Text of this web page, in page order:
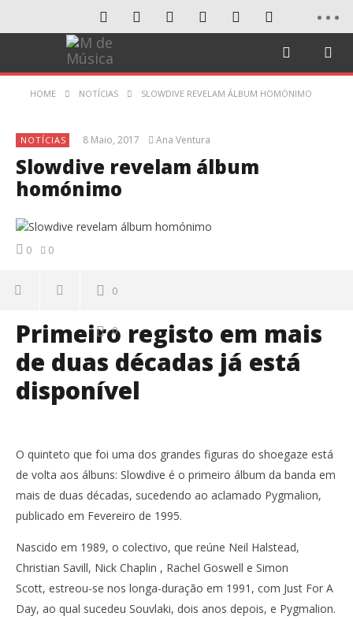
HOME NOTÍCIAS SLOWDIVE REVELAM ÁLBUM HOMÓNIMO
NOTÍCIAS 8 Maio, 2017 Ana Ventura
Slowdive revelam álbum
homónimo
0 0
0
0
Primeiro registo em mais
de duas décadas já está
disponível
O quinteto que foi uma dos grandes figuras do shoegaze está
de volta aos álbuns: Slowdive é o primeiro álbum da banda em
mais de duas décadas, sucedendo ao aclamado Pygmalion,
publicado em Fevereiro de 1995.
Nascido em 1989, o colectivo, que reúne Neil Halstead,
Christian Savill, Nick Chaplin , Rachel Goswell e Simon
Scott, estreou-se nos longa-duração em 1991, com Just For A
Day, ao qual sucedeu Souvlaki, dois anos depois, e Pygmalion.